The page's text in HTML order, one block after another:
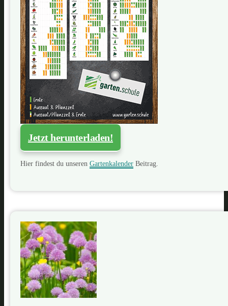
Jetzt herunterladen!
Hier findest du unseren Gartenkalender Beitrag.